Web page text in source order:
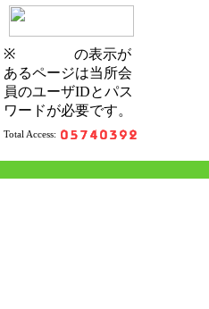
※
の表示が
あるページは当所会
員のユーザIDとパス
ワードが必要です。
Total Access: